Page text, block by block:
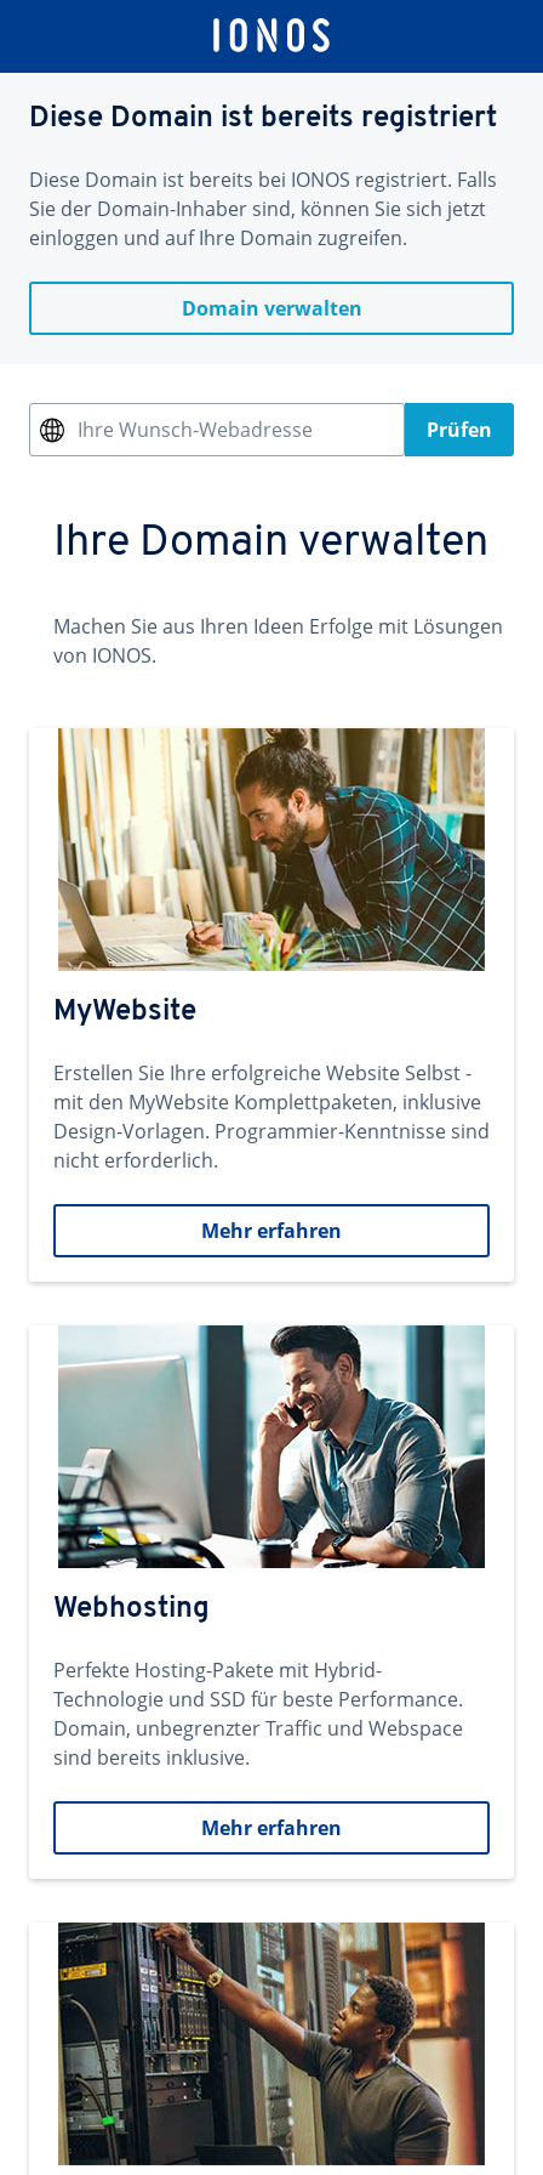
Diese Domain ist bereits registriert
Diese Domain ist bereits bei IONOS registriert. Falls
Sie der Domain-Inhaber sind, können Sie sich jetzt
einloggen und auf Ihre Domain zugreifen.
Domain verwalten
Ihre Wunsch-Webadresse Prüfen
Ihre Domain verwalten
Machen Sie aus Ihren Ideen Erfolge mit Lösungen
von IONOS.
MyWebsite
Erstellen Sie Ihre erfolgreiche Website Selbst -
mit den MyWebsite Komplettpaketen, inklusive
Design-Vorlagen. Programmier-Kenntnisse sind
nicht erforderlich.
Mehr erfahren
Webhosting
Perfekte Hosting-Pakete mit Hybrid-
Technologie und SSD für beste Performance.
Domain, unbegrenzter Traffic und Webspace
sind bereits inklusive.
Mehr erfahren